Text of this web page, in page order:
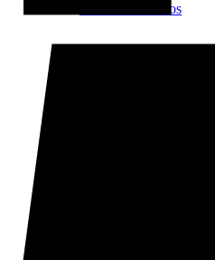
Matx de Pallassos